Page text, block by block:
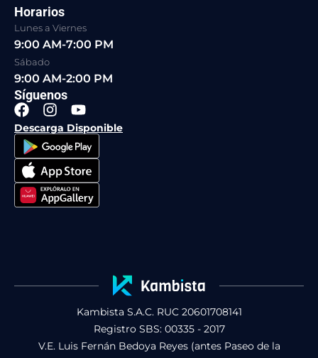
Horarios
Lunes a Viernes
9:00 AM-7:00 PM
Sábado
9:00 AM-2:00 PM
Síguenos
F
a
c
e
b
o
o
k
I
n
s
t
a
g
r
a
Y
o
u
t
u
b
e
Descarga Disponible
Kambista S.A.C. RUC 20601708141
Registro SBS: 00335 - 2017
V.E. Luis Fernán Bedoya Reyes (antes Paseo de la